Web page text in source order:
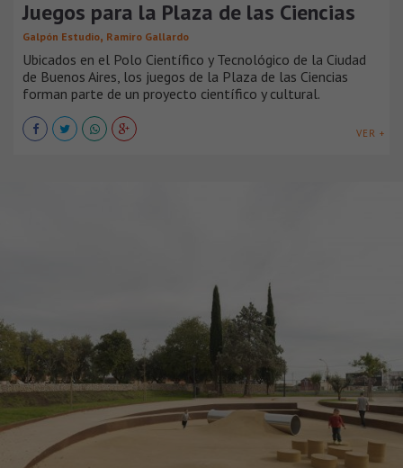
Juegos para la Plaza de las Ciencias
Galpón Estudio, Ramiro Gallardo
Ubicados en el Polo Científico y Tecnológico de la Ciudad
de Buenos Aires, los juegos de la Plaza de las Ciencias
forman parte de un proyecto científico y cultural.
VER +